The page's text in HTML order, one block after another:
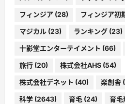
フィンジア (28) フィンジア初
マジカル (23) ランキング (23)
十影堂エンターテイメント (66)
旅行 (20) 株式会社AHS (54)
株式会社デネット (40) 楽創舎
科学 (2643) 育毛 (24) 育毛